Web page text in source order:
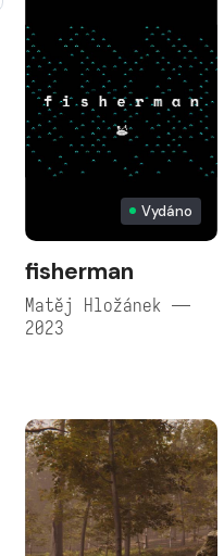
Vydáno
fisherman
Matěj Hložánek —
2023